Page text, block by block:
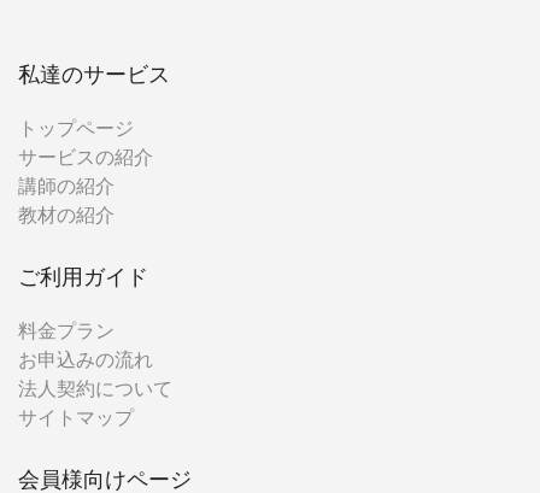
私達のサービス
トップページ
サービスの紹介
講師の紹介
教材の紹介
ご利用ガイド
料金プラン
お申込みの流れ
法人契約について
サイトマップ
会員様向けページ